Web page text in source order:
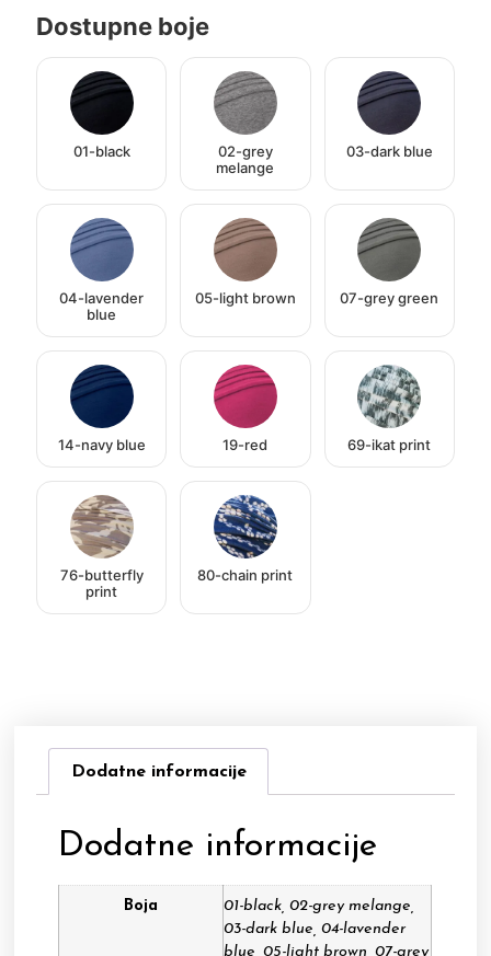
Dostupne boje
01-black
02-grey
melange
03-dark blue
04-lavender
blue
05-light brown 07-grey green
14-navy blue 19-red 69-ikat print
76-butterfly
print
80-chain print
Dodatne informacije
Dodatne informacije
Boja
01-black, 02-grey melange,
03-dark blue, 04-lavender
blue, 05-light brown, 07-grey